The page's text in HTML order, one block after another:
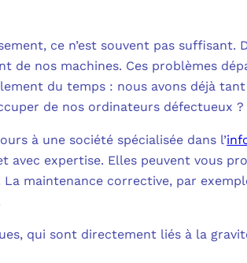
ce n’est souvent pas suffisant.
de nos machines. Ces problèmes
du temps : nous avons déjà
de nos ordinateurs défectueux ?
à une société spécialisée dans l’
avec expertise. Elles peuvent vous
La maintenance corrective, par
qui sont directement liés à la
MICROSOFT DEFENDER FOR
AUTHENTIFICATION MULTI-
MICROSOFT PURVIEW
MICROSOFT INTUNE
ADSL, SDSL, FIBRE POUR
PLAN DE REPRISE D’ACTIVITÉ PRA
NOS CLIENTS
BLOG